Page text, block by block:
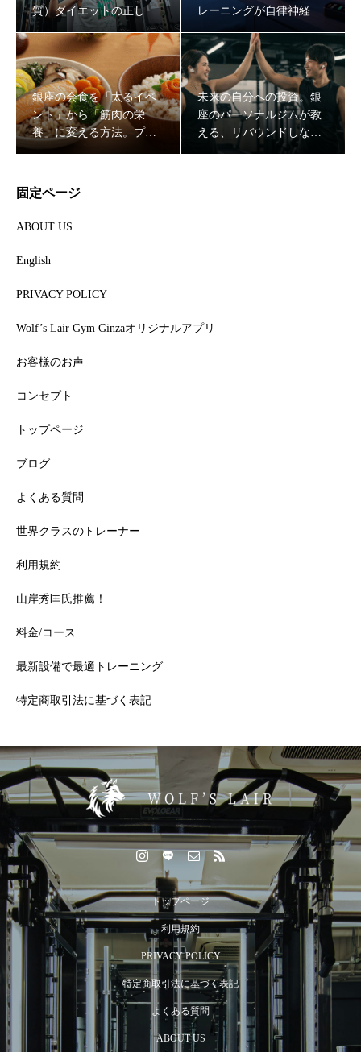
未来の自分への投資。銀座のパーソナルジムが教える、リ
バウンドしない「一生モノの代謝」の作り方
【完全ガイド】「運動してるのに痩せない人」に共通する
食べても痩せる体に変わる！冬の代謝アップ戦略6選
質）ダイエットの正しい
やり方と成功する食材選
レーニングが自律神経を
整え、最強の「脳の休
息」をもたらす理由
銀座の会食を「太るイベ
ント」から「筋肉の栄
養」に変える方法。プロ
が教えるスマートな外食
未来の自分への投資。銀
座のパーソナルジムが教
える、リバウンドしない
「一生モノの代謝」の作
固定ページ
ABOUT US
English
PRIVACY POLICY
Wolf’s Lair Gym Ginzaオリジナルアプリ
お客様のお声
コンセプト
トップページ
ブログ
よくある質問
世界クラスのトレーナー
利用規約
山岸秀匡氏推薦！
料金/コース
最新設備で最適トレーニング
特定商取引法に基づく表記
トップページ
利用規約
PRIVACY POLICY
特定商取引法に基づく表記
よくある質問
ABOUT US